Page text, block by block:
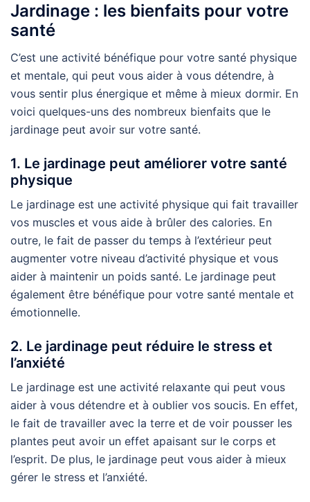
Jardinage : les bienfaits pour votre
santé
C’est une activité bénéfique pour votre santé physique
et mentale, qui peut vous aider à vous détendre, à
vous sentir plus énergique et même à mieux dormir. En
voici quelques-uns des nombreux bienfaits que le
jardinage peut avoir sur votre santé.
1. Le jardinage peut améliorer votre santé
physique
Le jardinage est une activité physique qui fait travailler
vos muscles et vous aide à brûler des calories. En
outre, le fait de passer du temps à l’extérieur peut
augmenter votre niveau d’activité physique et vous
aider à maintenir un poids santé. Le jardinage peut
également être bénéfique pour votre santé mentale et
émotionnelle.
2. Le jardinage peut réduire le stress et
l’anxiété
Le jardinage est une activité relaxante qui peut vous
aider à vous détendre et à oublier vos soucis. En effet,
le fait de travailler avec la terre et de voir pousser les
plantes peut avoir un effet apaisant sur le corps et
l’esprit. De plus, le jardinage peut vous aider à mieux
gérer le stress et l’anxiété.